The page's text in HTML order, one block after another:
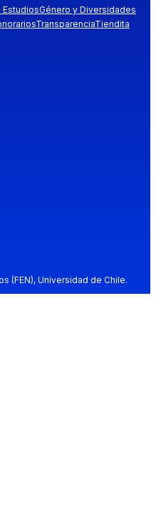
EstudiosGénero y Diversidades
TransparenciaTiendita
(FEN), Universidad de Chile.